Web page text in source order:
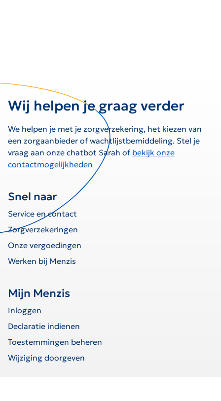
Wij helpen je graag verder
We helpen je met je zorgverzekering, het kiezen van
een zorgaanbieder of wachtlijstbemiddeling. Stel je
vraag aan onze chatbot Sarah of bekijk onze
contactmogelijkheden
Snel naar
Service en contact
Zorgverzekeringen
Onze vergoedingen
Werken bij Menzis
Mijn Menzis
Inloggen
Declaratie indienen
Toestemmingen beheren
Wijziging doorgeven